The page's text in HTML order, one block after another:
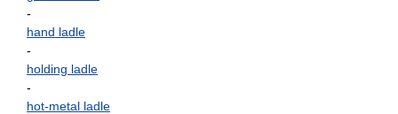
-
hand ladle
-
holding ladle
-
hot-metal ladle